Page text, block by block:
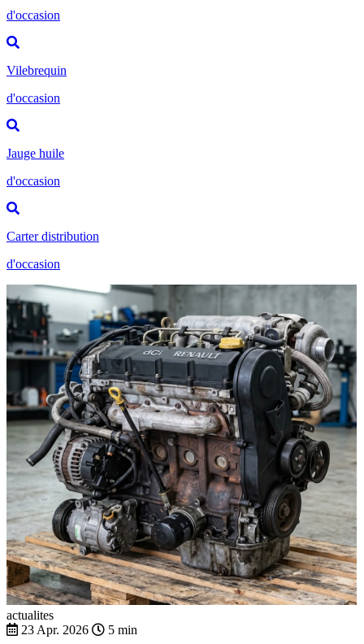
d'occasion
Vilebrequin
d'occasion
Jauge huile
d'occasion
Carter distribution
d'occasion
actualites
23 Apr. 2026
5 min